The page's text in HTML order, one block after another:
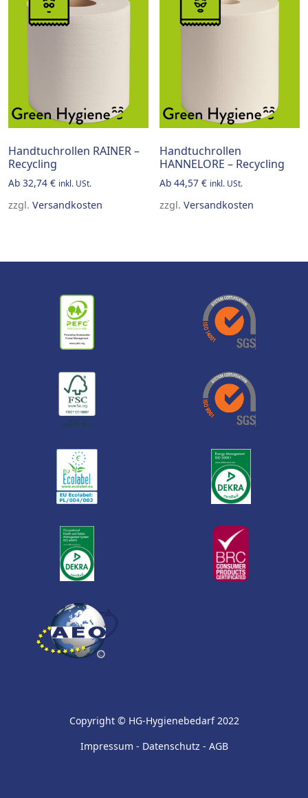
Handtuchrollen RAINER –
Recycling
Ab 32,74 € inkl. USt.
zzgl. Versandkosten
Handtuchrollen
HANNELORE – Recycling
Ab44,57€ inkl. USt.
zzgl.Versandkosten
Copyright © HG-Hygienebedarf 2022
Impressum - Datenschutz - AGB